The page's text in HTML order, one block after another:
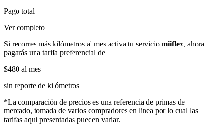
Pago total
Ver completo
Si recorres más kilómetros al mes activa tu servicio miiflex, ahora
pagarás una tarifa preferencial de
$480 al mes
sin reporte de kilómetros
*La comparación de precios es una referencia de primas de
mercado, tomada de varios compradores en línea por lo cual las
tarifas aqui presentadas pueden variar.